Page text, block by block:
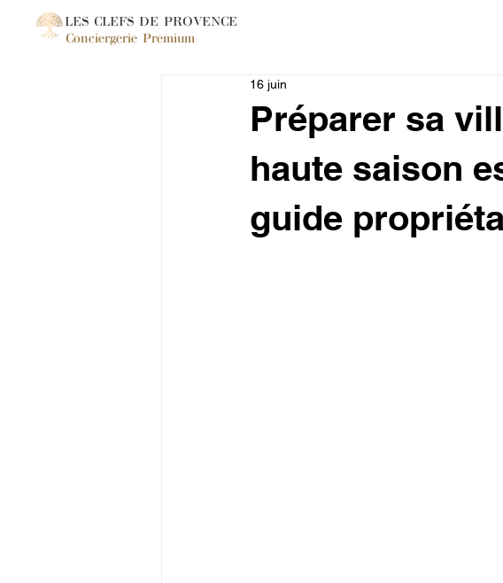
LES CLEFS DE PROVENCE
Conciergerie Premium
Préparer sa
haute saison
guide
16 juin